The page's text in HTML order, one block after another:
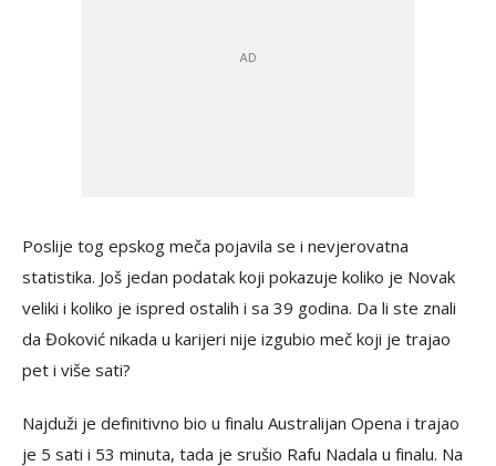
Poslije tog epskog meča pojavila se i nevjerovatna
statistika. Još jedan podatak koji pokazuje koliko je Novak
veliki i koliko je ispred ostalih i sa 39 godina. Da li ste znali
da Đoković nikada u karijeri nije izgubio meč koji je trajao
pet i više sati?
Najduži je definitivno bio u finalu Australijan Opena i trajao
je 5 sati i 53 minuta, tada je srušio Rafu Nadala u finalu. Na